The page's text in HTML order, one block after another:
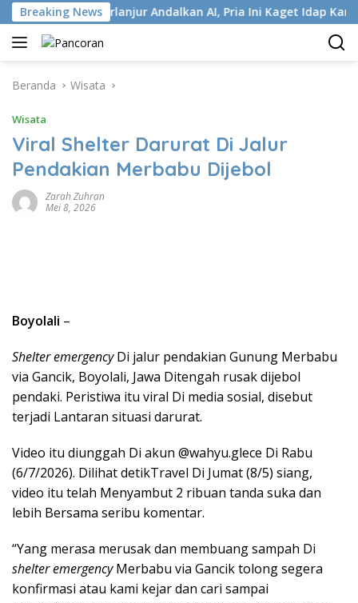
Langsung
ke
konten
Breaking News
Terlanjur Andalkan AI, Pria Ini Kaget Idap Kanker
Beranda Wisata
Wisata
Viral Shelter Darurat Di Jalur
Pendakian Merbabu Dijebol
Zarah Zuhran
Mei 8, 2026
Boyolali –
Shelter emergencyDi jalur pendakian Gunung Merbabu
via Gancik, Boyolali, Jawa Ditengah rusak dijebol
pendaki. Peristiwa itu viral Di media sosial, disebut
terjadi Lantaran situasi darurat.
Video itu diunggah Di akun @wahyu.glece Di Rabu
(6/7/2026). Dilihat detikTravel Di Jumat (8/5) siang,
video itu telah Menyambut 2 ribuan tanda suka dan
lebih Bersama seribu komentar.
“Yang merasa merusak dan membuang sampah Di
shelter emergencyMerbabu via Gancik tolong segera
konfirmasi atau kami kejar dan cari sampai